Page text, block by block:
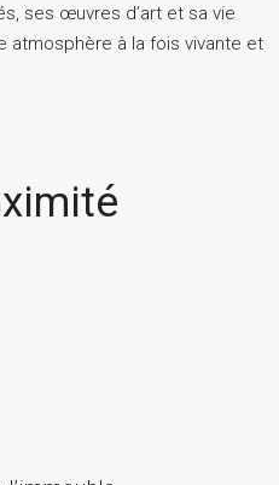
ses œuvres d’art et sa vie
atmosphère à la fois vivante et